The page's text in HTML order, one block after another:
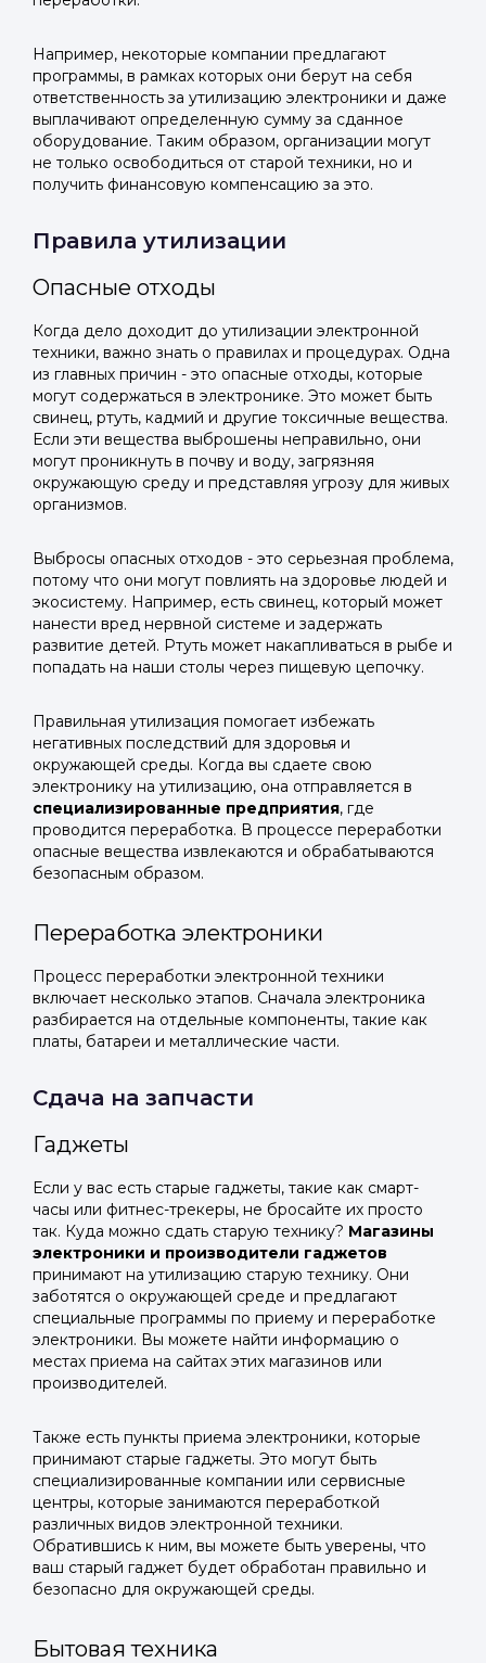
Отправить код
ВКонтакте
или подайте через форму на сайте
Войти в ЛК и заполнить форму
ВКонтакте
или подайте через форму на сайте
Войти в ЛК и заполнить форму
Например, некоторые компании предлагают
программы, в рамках которых они берут на себя
ответственность за утилизацию электроники и даже
выплачивают определенную сумму за сданное
оборудование. Таким образом, организации могут
не только освободиться от старой техники, но и
получить финансовую компенсацию за это.
Правила утилизации
Опасные отходы
Когда дело доходит до утилизации электронной
техники, важно знать о правилах и процедурах. Одна
из главных причин - это опасные отходы, которые
могут содержаться в электронике. Это может быть
свинец, ртуть, кадмий и другие токсичные вещества.
Если эти вещества выброшены неправильно, они
могут проникнуть в почву и воду, загрязняя
окружающую среду и представляя угрозу для живых
организмов.
Выбросы опасных отходов - это серьезная проблема,
потому что они могут повлиять на здоровье людей и
экосистему. Например, есть свинец, который может
нанести вред нервной системе и задержать
развитие детей. Ртуть может накапливаться в рыбе и
попадать на наши столы через пищевую цепочку.
Правильная утилизация помогает избежать
негативных последствий для здоровья и
окружающей среды. Когда вы сдаете свою
электронику на утилизацию, она отправляется в
специализированные предприятия, где
проводится переработка. В процессе переработки
опасные вещества извлекаются и обрабатываются
безопасным образом.
Переработка электроники
Процесс переработки электронной техники
включает несколько этапов. Сначала электроника
разбирается на отдельные компоненты, такие как
платы, батареи и металлические части.
Сдача на запчасти
Гаджеты
Если у вас есть старые гаджеты, такие как смарт-
часы или фитнес-трекеры, не бросайте их просто
так. Куда можно сдать старую технику? Магазины
электроники и производители гаджетов
принимают на утилизацию старую технику. Они
заботятся о окружающей среде и предлагают
специальные программы по приему и переработке
электроники. Вы можете найти информацию о
местах приема на сайтах этих магазинов или
производителей.
Также есть пункты приема электроники, которые
принимают старые гаджеты. Это могут быть
специализированные компании или сервисные
центры, которые занимаются переработкой
различных видов электронной техники.
Обратившись к ним, вы можете быть уверены, что
ваш старый гаджет будет обработан правильно и
безопасно для окружающей среды.
Бытовая техника